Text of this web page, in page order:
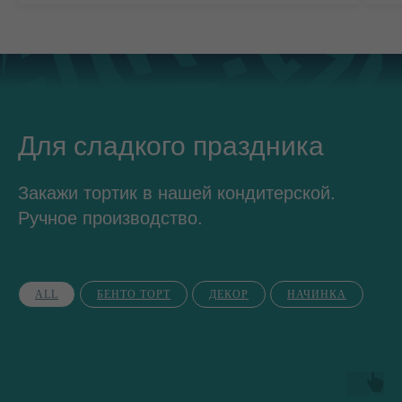
Для сладкого праздника
Закажи тортик в нашей кондитерской.
Ручное производство.
ALL БЕНТО ТОРТ ДЕКОР НАЧИНКА